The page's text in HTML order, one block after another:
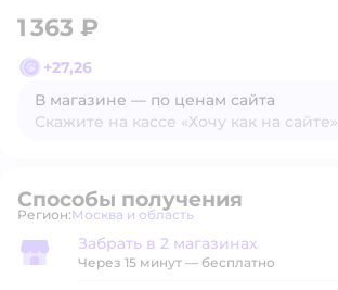
1 363 ₽
+27,26
В магазине — по ценам сайта
Скажите на кассе «Хочу как на сайте»
Способы получения
Регион: Выбор адреса доставки.
Москва и область
Забрать в магазине
Забрать в 2 магазинах
Через 15 минут — бесплатно